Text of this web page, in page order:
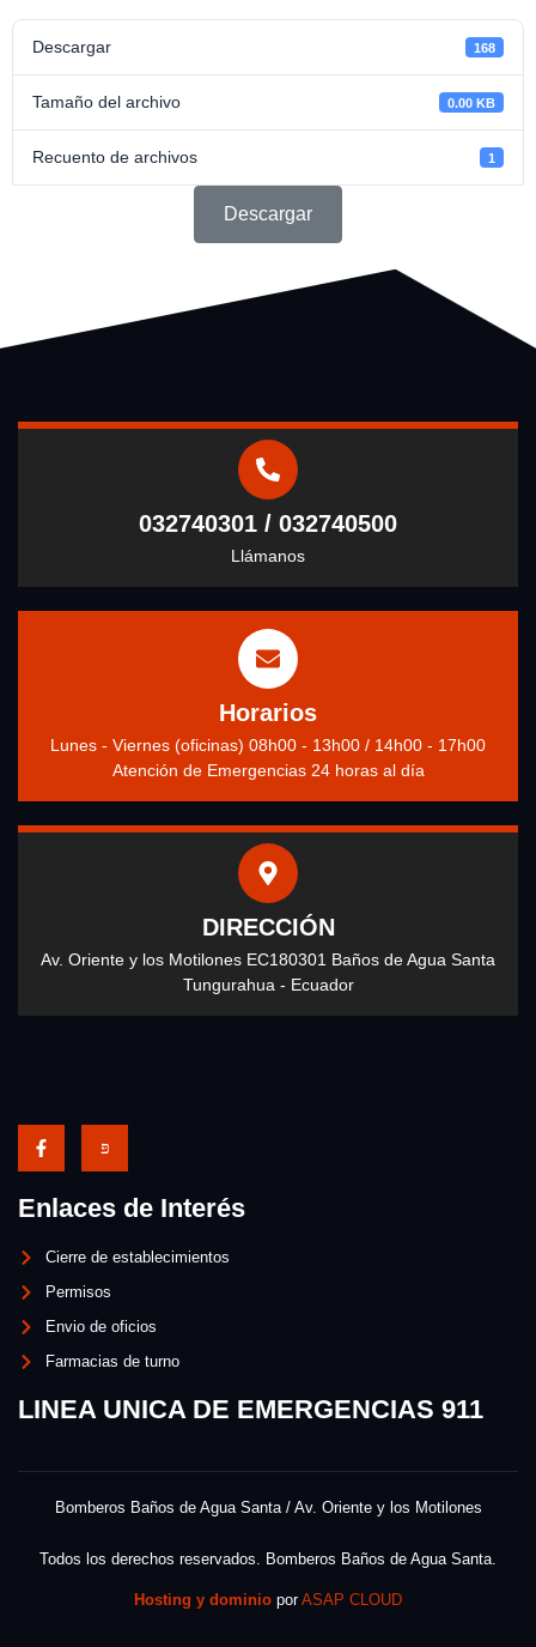
Descargar 168
Tamaño del archivo 0.00 KB
Recuento de archivos 1
Descargar
032740301 / 032740500
Llámanos
Horarios
Lunes - Viernes (oficinas) 08h00 - 13h00 / 14h00 - 17h00
Atención de Emergencias 24 horas al día
DIRECCIÓN
Av. Oriente y los Motilones EC180301 Baños de Agua Santa
Tungurahua - Ecuador
Enlaces de Interés
Cierre de establecimientos
Permisos
Envio de oficios
Farmacias de turno
LINEA UNICA DE EMERGENCIAS 911
Bomberos Baños de Agua Santa / Av. Oriente y los Motilones
Todos los derechos reservados. Bomberos Baños de Agua Santa.
Hosting y dominio porASAP CLOUD